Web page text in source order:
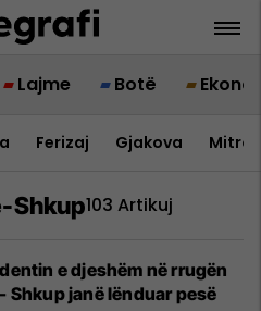
Lajme Botë
Ferizaj Gjakova
Shkup103 Artikuj
e djeshëm në rrugën
Shkup janë lënduar pesë